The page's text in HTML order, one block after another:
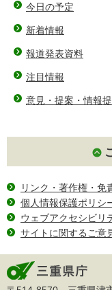
今日の予定
新着情報
報道発表資料
注目情報
意見・提案・情報
リンク・著作権・免
個人情報保護ポリシ
ウェブアクセシビリ
サイトに関するご意